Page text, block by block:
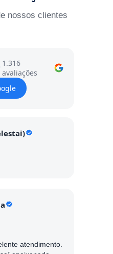
nossos clientes
1.316
avaliações
atendimento.